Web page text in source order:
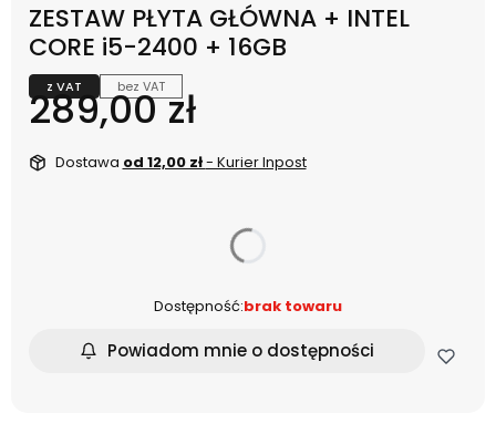
ZESTAW PŁYTA GŁÓWNA + INTEL
CORE i5-2400 + 16GB
z VAT bez VAT
Cena
289,00 zł
Dostawa od 12,00 zł- Kurier Inpost
Dostępność:brak towaru
Powiadom mnie o dostępności